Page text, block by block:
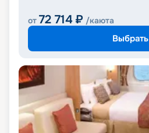
от 72 714 ₽ /каюта
Выбрать